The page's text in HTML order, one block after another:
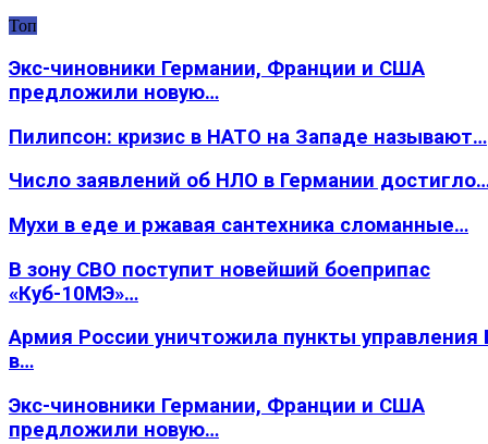
Топ
Экс-чиновники Германии, Франции и США
предложили новую…
Пилипсон: кризис в НАТО на Западе называют…
Число заявлений об НЛО в Германии
Мухи в еде и ржавая сантехника сломанные…
В зону СВО поступит новейший боеприпас
«Куб-10МЭ»…
Армия России уничтожила пункты
в…
Экс-чиновники Германии, Франции и США
предложили новую…